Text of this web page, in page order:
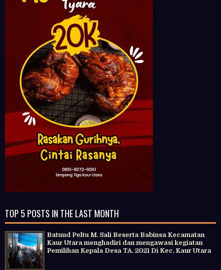
TOP 5 POSTS IN THE LAST MONTH
Batuud Peltu M. Sali Beserta Babinsa Kecamatan
Kaur Utara menghadiri dan mengawasi kegiatan
Pemilihan Kepala Desa TA. 2021 Di Kec. Kaur Utara